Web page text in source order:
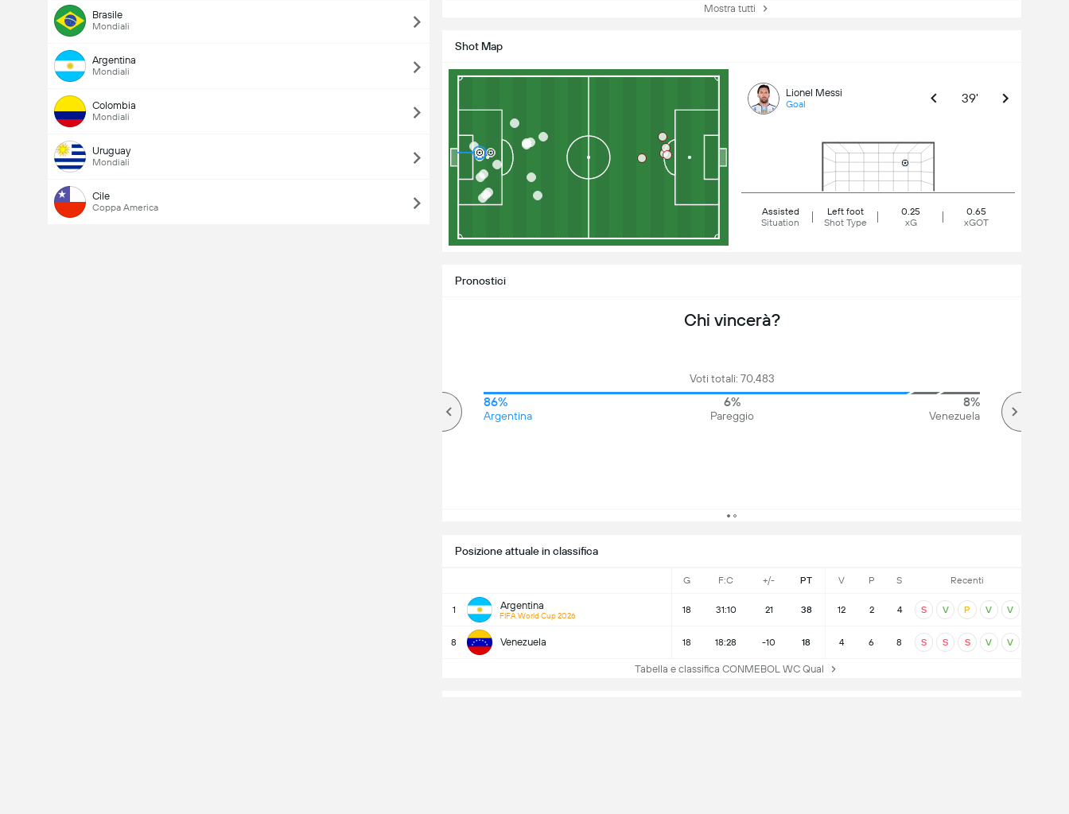
Brasile
Mondiali
Argentina
Mondiali
Colombia
Mondiali
Uruguay
Mondiali
Cile
Coppa America
Mostra tutti
Shot Map
Lionel Messi
Goal 39'
Assisted
Situation
Left foot
Shot Type
0.25
xG
0.65
xGOT
Posizione attuale in classifica
G F:C +/- PT V P S Recenti
1 Argentina
FIFA World Cup 2026
18 31:10 21 38 12 2 4 S V P V V
8 Venezuela 18 18:28 -10 18 4 6 8 S S S V V
Tabella e classifica CONMEBOL WC Qual
Pronostici
Chi vincerà?
Voti totali: 70,483
86%
Argentina
6%
Pareggio
8%
Venezuela